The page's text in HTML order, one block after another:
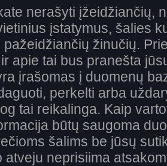
nerašyti įžeidžiančių,
įstatymus, šalies
pažeidžiančių žinučių.
apie tai bus pranešta
įrašomas į duomenų
perkelti arba
tai reikalinga. Kaip
būtų saugoma
šalims be jūsų
atveju neprisiima